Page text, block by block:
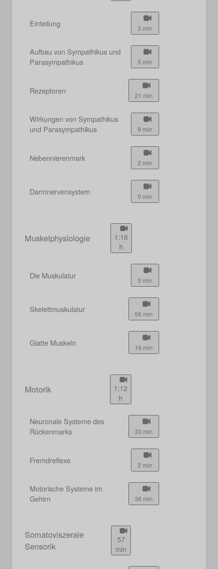
Einteilung 3 min
Aufbau von Sympathikus und
Parasympathikus
5 min
Rezeptoren 21 min
Wirkungen von Sympathikus
und Parasympathikus
9 min
Nebennierenmark 2 min
Darmnervensystem 0 min
Muskelphysiologie
1:16
h
Die Muskulatur 3 min
Skelettmuskulatur 56 min
Glatte Muskeln 16 min
Motorik
1:12
h
Neuronale Systeme des
Rückenmarks
33 min
Fremdreflexe 2 min
Motorische Systeme im
Gehirn
36 min
Somatoviszerale
Sensorik
57
min